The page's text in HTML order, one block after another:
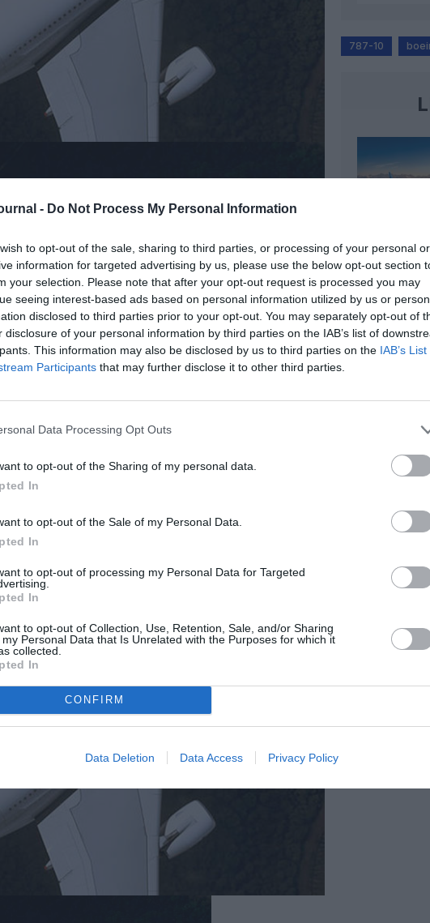
- Do Not Process My Personal Information
to opt-out of the sale, sharing to third parties, or processing of your personal or
information for targeted advertising by us, please use the below opt-out section
your selection. Please note that after your opt-out request is processed you may
seeing interest-based ads based on personal information utilized by us or
disclosed to third parties prior to your opt-out. You may separately opt-out of
disclosure of your personal information by third parties on the IAB’s list of
This information may also be disclosed by us to third parties on the IAB’s
Participants that may further disclose it to other third parties.
Data Processing Opt Outs
to opt-out of the Sharing of my personal data.
In
to opt-out of the Sale of my Personal Data.
In
to opt-out of processing my Personal Data for Targeted
In
to opt-out of Collection, Use, Retention, Sale, and/or Sharing
my Personal Data that Is Unrelated with the Purposes for which it
collected.
In
CONFIRM
Data Deletion Data Access Privacy Policy
787-10